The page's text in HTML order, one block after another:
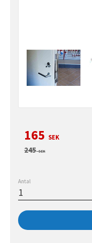
Nedsatt pris:
165 SEK
Ordinarie pris:
245SEK
Antal